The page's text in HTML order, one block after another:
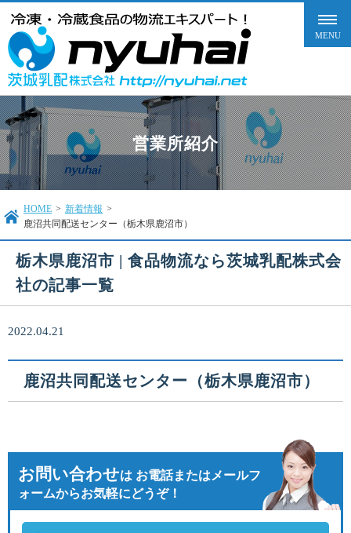
営業所紹介
HOME > 新着情報 >
鹿沼共同配送センター（栃木県鹿沼市）
栃木県鹿沼市 | 食品物流なら茨城乳配株式会
社の記事一覧
2022.04.21
鹿沼共同配送センター（栃木県鹿沼市）
お問い合わせは お電話またはメールフ
ォームからお気軽にどうぞ！